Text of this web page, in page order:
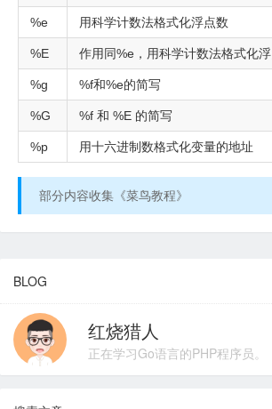
%e 用科学计数法格式化浮点数
%E 作用同%e，用科学计数法格式化
%g %f和%e的简写
%G %f 和 %E 的简写
%p 用十六进制数格式化变量的地址
部分内容收集《菜鸟教程》
BLOG
红烧猎人
正在学习Go语言的PHP程序员。